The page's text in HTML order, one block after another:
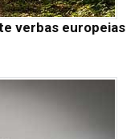
verbas europeias